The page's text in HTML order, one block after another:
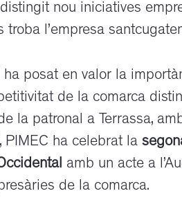
nou iniciatives
troba l’empresa
ha posat en valor la
de la comarca
la patronal a Terrassa,
PIMEC ha celebrat la
amb un acte a
de la comarca.